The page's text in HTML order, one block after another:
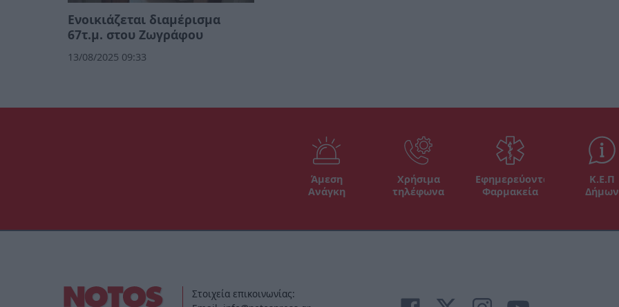
Ενοικιάζεται διαμέρισμα
67τ.μ. στου Ζωγράφου
13/08/2025 09:33
Άμεση
Ανάγκη
Χρήσιμα
τηλέφωνα
Εφημερεύοντα
Φαρμακεία
Κ.Ε.Π
Δήμων
Στοιχεία επικοινωνίας: